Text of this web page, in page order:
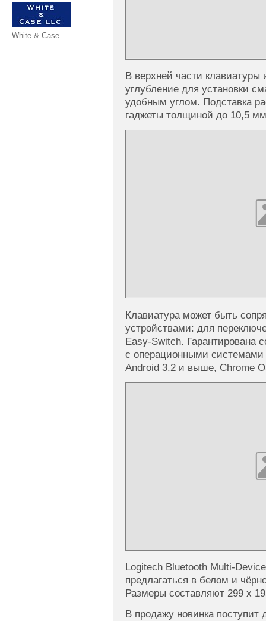
White & Case
В верхней части клавиатуры
углубление для установки
удобным углом. Подставка
гаджеты толщиной до 10,5
Клавиатура может быть
устройствами: для
Easy-Switch. Гарантирована
с операционными
Android 3.2 и выше, Chrome
Logitech Bluetooth Multi-
предлагаться в белом и
Размеры составляют 299 x
В продажу новинка поступит